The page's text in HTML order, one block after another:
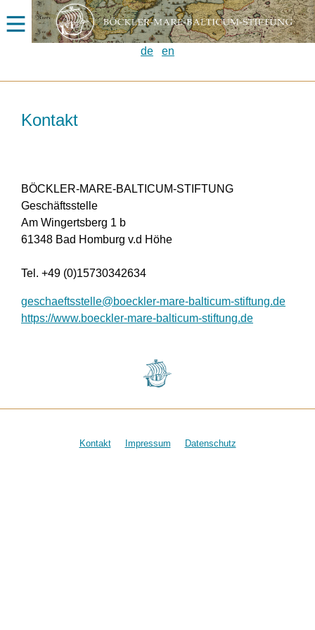
de en
Kontakt
BÖCKLER-MARE-BALTICUM-STIFTUNG
Geschäftsstelle
Am Wingertsberg 1 b
61348 Bad Homburg v.d Höhe
Tel. +49 (0)15730342634
geschaeftsstelle@boeckler-mare-balticum-stiftung.de
https://www.boeckler-mare-balticum-stiftung.de
Kontakt Impressum Datenschutz